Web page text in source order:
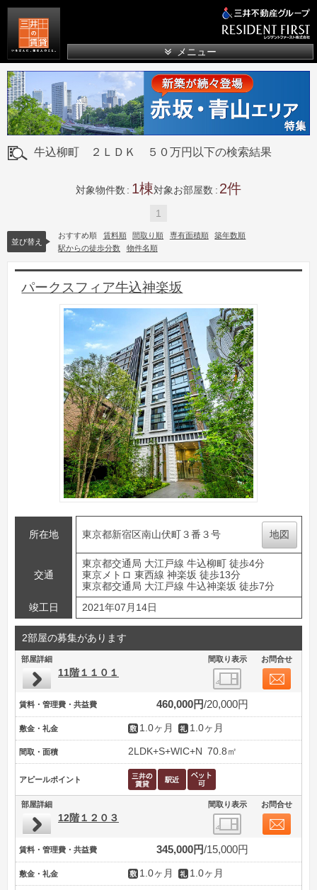
メニュー
牛込柳町 ２ＬＤＫ ５０万円以下の検索結果
対象物件数 1 対象お部屋数 2
1
並び替え
おすすめ順 賃料順 間取り順 専有面積順
築年数順
駅からの徒歩分数
物件名順
パークスフィア牛込神楽坂
所在地 東京都新宿区南山伏町３番３号 地図
交通
東京都交通局 大江戸線 牛込柳町 徒歩4分
東京メトロ 東西線 神楽坂 徒歩13分
東京都交通局 大江戸線 牛込神楽坂 徒歩7分
竣工日
2021年07月14日
2部屋の募集があります
部屋詳細 間取り表示 お問合せ
11階１１０１
賃料・管理費・共益費 460,000円 20,000円
敷金・礼金 1.0ヶ月 1.0ヶ月
間取・面積 2LDK+S+WIC+N 70.8㎡
アピールポイント
部屋詳細 間取り表示 お問合せ
12階１２０３
賃料・管理費・共益費 345,000円 15,000円
敷金・礼金 1.0ヶ月 1.0ヶ月